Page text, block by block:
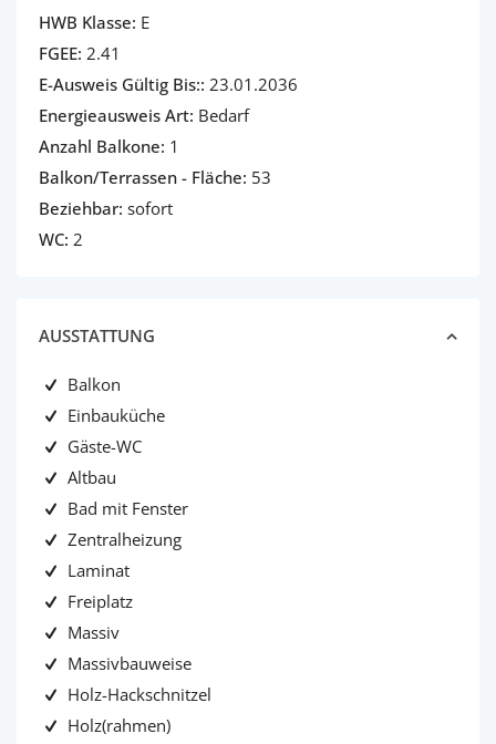
HWB Klasse: E
FGEE: 2.41
E-Ausweis Gültig Bis:: 23.01.2036
Energieausweis Art: Bedarf
Anzahl Balkone: 1
Balkon/Terrassen - Fläche: 53
Beziehbar: sofort
WC: 2
AUSSTATTUNG
Balkon
Einbauküche
Gäste-WC
Altbau
Bad mit Fenster
Zentralheizung
Laminat
Freiplatz
Massiv
Massivbauweise
Holz-Hackschnitzel
Holz(rahmen)